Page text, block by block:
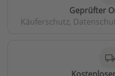
Geprüfter
Käuferschutz,
local_shipping